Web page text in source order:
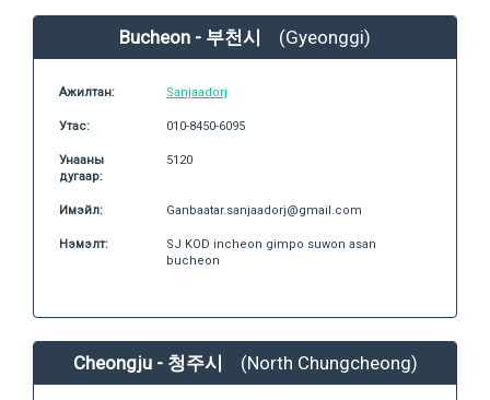
Bucheon - 부천시 (Gyeonggi)
Ажилтан: Sanjaadorj
Утас: 010-8450-6095
Унааны
дугаар:
5120
Имэйл: Ganbaatar.sanjaadorj@gmail.com
Нэмэлт:
SJ KOD incheon gimpo suwon asan
bucheon
Cheongju - 청주시 (North Chungcheong)